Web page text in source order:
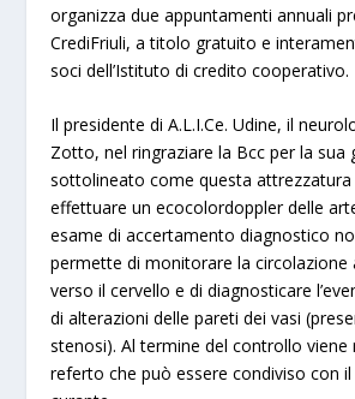
organizza due appuntamenti annuali
CrediFriuli, a titolo gratuito e
soci dell’Istituto di credito cooperativo.
Il presidente di A.L.I.Ce. Udine, il
Zotto, nel ringraziare la Bcc per la sua
sottolineato come questa attrezzatura
effettuare un ecocolordoppler delle
esame di accertamento diagnostico
permette di monitorare la circolazione
verso il cervello e di diagnosticare
di alterazioni delle pareti dei vasi
stenosi). Al termine del controllo viene
referto che può essere condiviso con